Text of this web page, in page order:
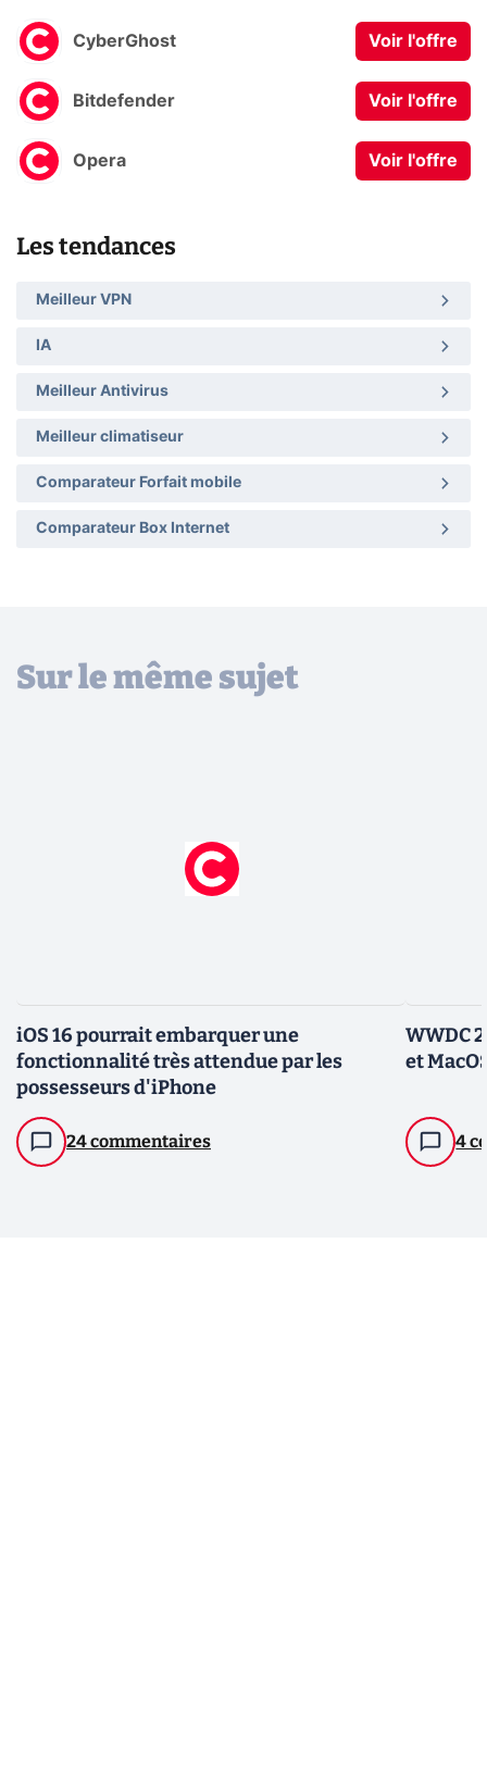
CyberGhost Voir l'offre
Bitdefender Voir l'offre
Opera Voir l'offre
Les tendances
Meilleur VPN
IA
Meilleur Antivirus
Meilleur climatiseur
Comparateur Forfait mobile
Comparateur Box Internet
Sur le même sujet
iOS 16 pourrait embarquer une
fonctionnalité très attendue par les
possesseurs d'iPhone
24 commentaires
WWDC
et
4